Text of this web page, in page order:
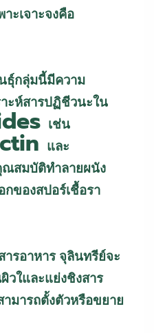
ะเจาะจงคือ
ธุ์กลุ่มนี้มีความ
าะห์สารปฏิชีวนะใน
เช่น
และ
สมบัติทำลายผนัง
กของสปอร์เชื้อรา
รอาหาร จุลินทรีย์จะ
วใและแย่งชิงสาร
ามารถตั้งตัวหรือขยาย